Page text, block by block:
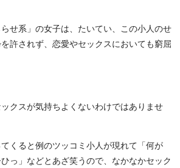
せ系」の女子は、たいてい、この小人のせ
許されず、恋愛やセックスにおいても窮屈
クスが気持ちよくないわけではありませ
くると例のツッコミ小人が現れて「何が
ひっ」などとあざ笑うので、なかなかセック